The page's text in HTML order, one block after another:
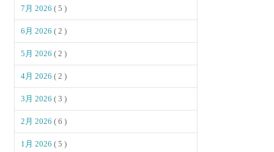
7月 2026( 5 )
6月 2026( 2 )
5月 2026( 2 )
4月 2026( 2 )
3月 2026( 3 )
2月 2026( 6 )
1月 2026( 5 )